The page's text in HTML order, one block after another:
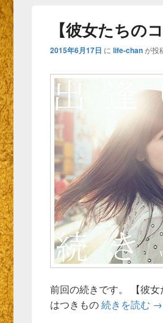
【彼女たちの
2015年6月17日 に life-chanが投
前回の続きです。 【彼
はつきもの続きを読む →